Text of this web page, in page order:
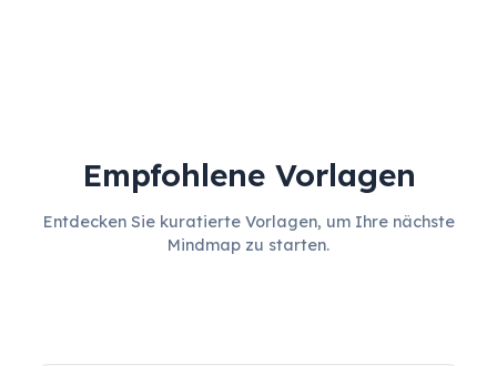
Empfohlene Vorlagen
Entdecken Sie kuratierte Vorlagen, um Ihre nächste
Mindmap zu starten.